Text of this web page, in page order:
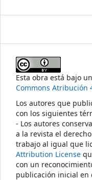
Esta obra está bajo
Commons Atribución
Los autores que
con los siguientes
- Los autores
a la revista el
trabajo al igual que
Attribution License
con un
publicación inicial en